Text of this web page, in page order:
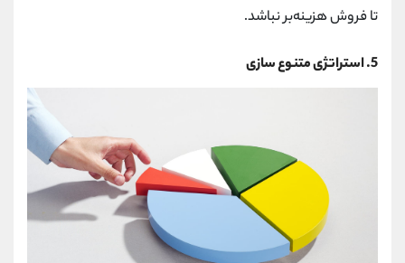
تا فروش هزینه‌بر نباشد.
5. استراتژی متنوع سازی